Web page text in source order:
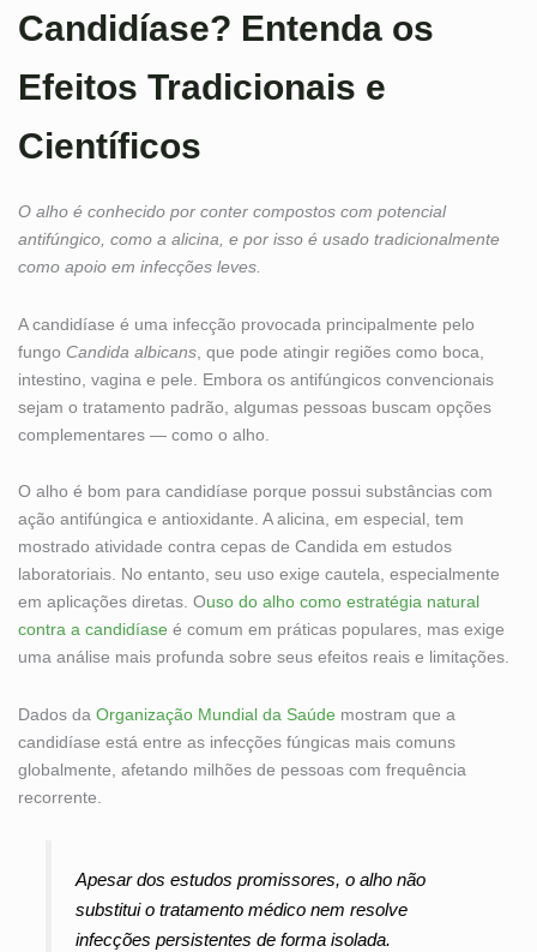
Candidíase? Entenda os
Efeitos Tradicionais e
Científicos
O alho é conhecido por conter compostos com potencial
antifúngico, como a alicina, e por isso é usado tradicionalmente
como apoio em infecções leves.
A candidíase é uma infecção provocada principalmente pelo
fungo Candida albicans , que pode atingir regiões como boca,
intestino, vagina e pele. Embora os antifúngicos convencionais
sejam o tratamento padrão, algumas pessoas buscam opções
complementares — como o alho.
O alho é bom para candidíase porque possui substâncias com
ação antifúngica e antioxidante. A alicina, em especial, tem
mostrado atividade contra cepas de Candida em estudos
laboratoriais. No entanto, seu uso exige cautela, especialmente
em aplicações diretas. Ouso do alho como estratégia natural
contra a candidíase é comum em práticas populares, mas exige
uma análise mais profunda sobre seus efeitos reais e limitações.
Dados da Organização Mundial da Saúde mostram que a
candidíase está entre as infecções fúngicas mais comuns
globalmente, afetando milhões de pessoas com frequência
recorrente.
Apesar dos estudos promissores, o alho não
substitui o tratamento médico nem resolve
infecções persistentes de forma isolada.